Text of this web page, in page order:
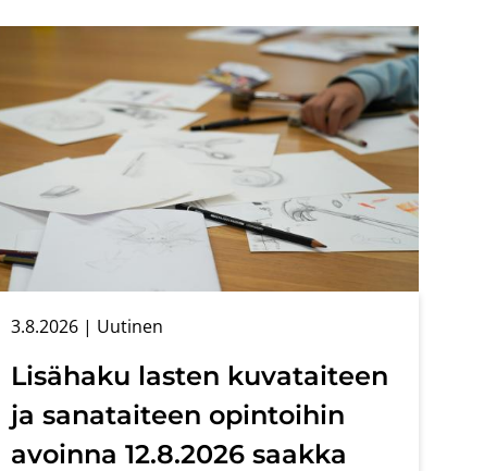
Li­sä­ha­ku las­ten ku­va­tai­teen
ja sa­na­tai­teen opin­toi­hin
avoin­na 12.8.2026 saak­ka
3.8.2026 | Uu­ti­nen